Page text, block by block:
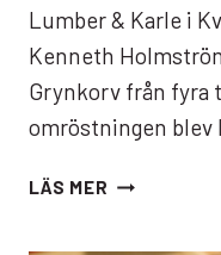
Lumber & Karle i
Kenneth
Grynkorv från fyra
omröstningen blev
LÄS MER IDAG